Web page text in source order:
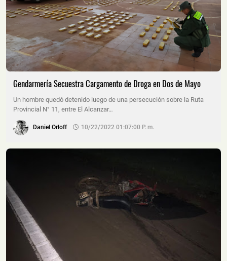
Gendarmería Secuestra Cargamento de Droga en Dos de Mayo
Un hombre quedó detenido luego de una persecución sobre la Ruta
Provincial N° 11, entre El Alcanzar…
Daniel Orloff 10/22/2022 01:07:00 P. M.